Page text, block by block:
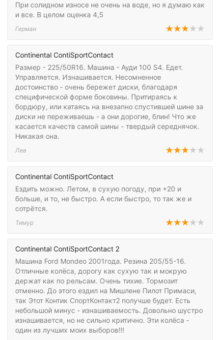
При солидном износе не очень на воде, но я думаю как
и все. В целом оценка 4,5
Герман
Continental ContiSportContact
Размер - 225/50R16. Машина - Ауди 100 S4. Едет.
Управляется. Изнашивается. Несомненное
достоинство - очень бережет диски, благодаря
специфической форме боковины. Притираясь к
бордюру, или катаясь на внезапно спустившей шине за
диски не переживаешь - а они дорогие, блин! Что же
касается качеств самой шины - твердый середнячок.
Никакая она.
Лев
Continental ContiSportContact
Ездить можно. Летом, в сухую погоду, при +20 и
больше, и то, не быстро. А если быстро, то так же и
сотрётся.
Тимур
Continental ContiSportContact 2
Машина Ford Mondeo 2001года. Резина 205/55-16.
Отличные колёса, дорогу как сухую так и мокрую
держат как по рельсам. Очень тихие. Тормозит
отменно. До этого ездил на Мишлене Пилот Примаси,
так Этот Контик СпортКонтакт2 получше будет. Есть
небольшой минус - изнашиваемость. Довольно шустро
изнашивается, но не сильно критично. Эти колёса -
один из лучших моих выборов!!!